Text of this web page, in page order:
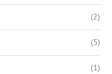
(2)
(5)
(1)